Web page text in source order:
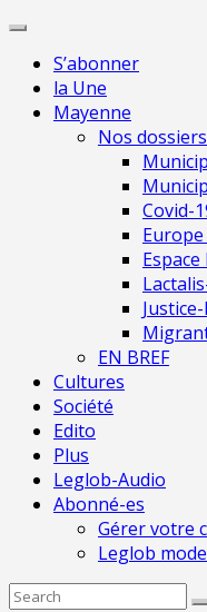
Skip
contentS’abonner
la Une
Mayenne
Nos dossiers
Covid-
EN BREF
Cultures
Société
Edito
Plus
Leglob-Audio
Abonné-es
Gérer votre
Leglob
Search